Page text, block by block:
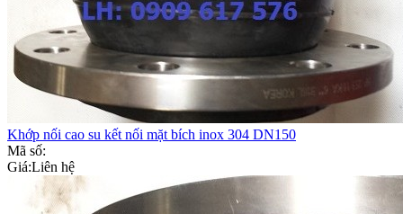
Khớp nối cao su kết nối mặt bích inox 304 DN150
Mã số:
Giá:Liên hệ